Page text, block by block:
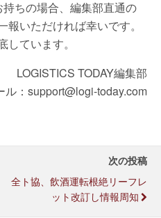
ちの場合、編集部直通の
いただければ幸いです。
ています。
LOGISTICS TODAY編集部
ル：support@logi-today.com
次の投稿
全ト協、飲酒運転根絶リーフレ
ット改訂し情報周知